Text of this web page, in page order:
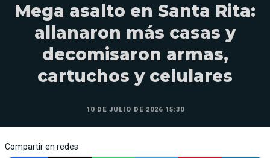
Mega asalto en Santa Rita:
allanaron más casas y
decomisaron armas,
cartuchos y celulares
10 DE JULIO DE 2026 15:30
Compartir en redes